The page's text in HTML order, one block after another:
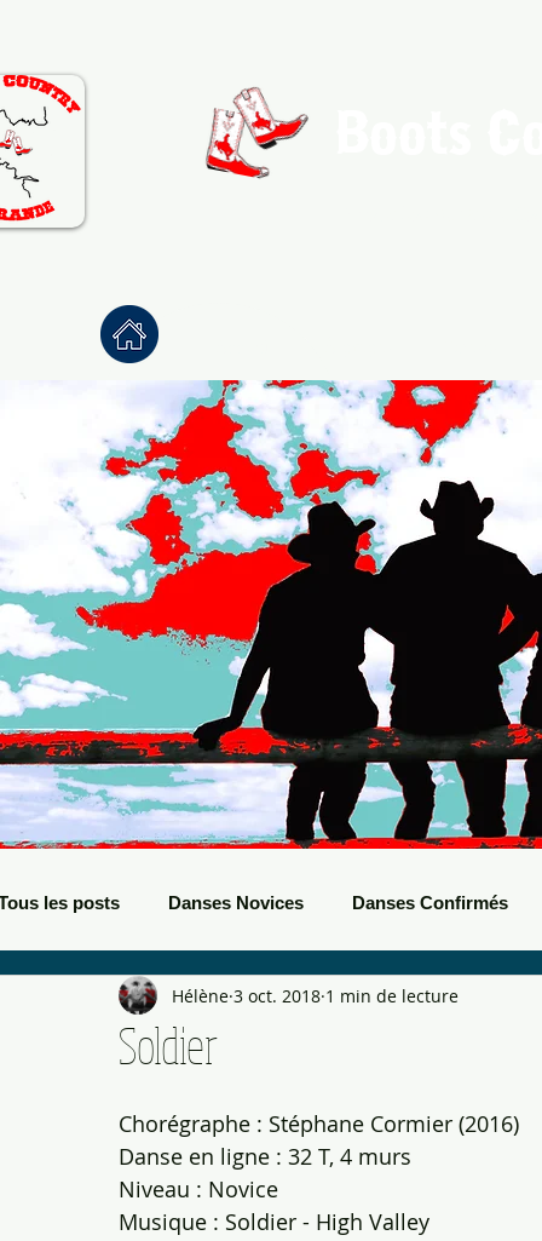
les posts Danses Novices Danses Confirmés
Danses Débutants Evènements Boots Bals de
Soldier
Hélène 3 oct. 2018 1 min de lecture
Chorégraphe : Stéphane Cormier (2016)
Danse en ligne : 32 T, 4 murs
Niveau : Novice
Musique : Soldier - High Valley